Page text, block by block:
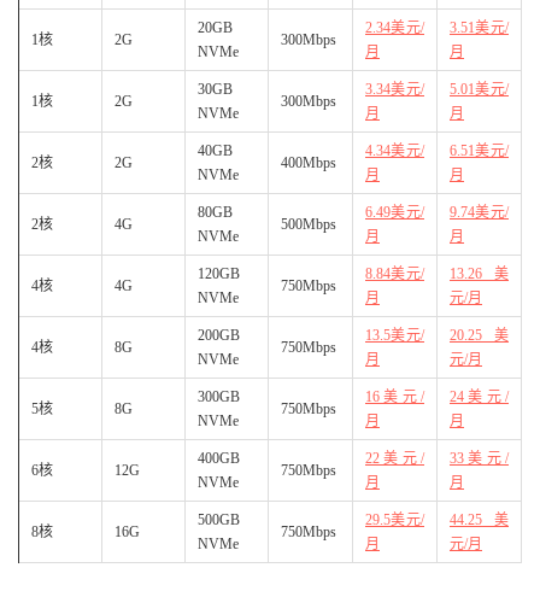
1核 2G
20GB
NVMe
300Mbps
2.34美元/
月
3.51美元/
月
1核 2G
30GB
NVMe
300Mbps
3.34美元/
月
5.01美元/
月
2核 2G
40GB
NVMe
400Mbps
4.34美元/
月
6.51美元/
月
2核 4G
80GB
NVMe
500Mbps
6.49美元/
月
9.74美元/
月
4核 4G
120GB
NVMe
750Mbps
8.84美元/
月
13.26美
元/月
4核 8G
200GB
NVMe
750Mbps
13.5美元/
月
20.25美
元/月
5核 8G
300GB
NVMe
750Mbps
16美元/
月
24美元/
月
6核 12G
400GB
NVMe
750Mbps
22美元/
月
33美元/
月
8核 16G
500GB
NVMe
750Mbps
29.5美元/
月
44.25美
元/月